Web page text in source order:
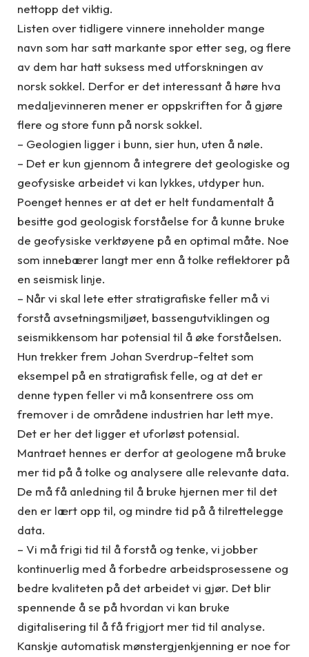
nettopp det viktig.
Listen over tidligere vinnere inneholder mange
navn som har satt markante spor etter seg, og flere
av dem har hatt suksess med utforskningen av
norsk sokkel. Derfor er det interessant å høre hva
medaljevinneren mener er oppskriften for å gjøre
flere og store funn på norsk sokkel.
– Geologien ligger i bunn, sier hun, uten å nøle.
– Det er kun gjennom å integrere det geologiske og
geofysiske arbeidet vi kan lykkes, utdyper hun.
Poenget hennes er at det er helt fundamentalt å
besitte god geologisk forståelse for å kunne bruke
de geofysiske verktøyene på en optimal måte. Noe
som innebærer langt mer enn å tolke reflektorer på
en seismisk linje.
– Når vi skal lete etter stratigrafiske feller må vi
forstå avsetningsmiljøet, bassengutviklingen og
seismikkensom har potensial til å øke forståelsen.
Hun trekker frem Johan Sverdrup-feltet som
eksempel på en stratigrafisk felle, og at det er
denne typen feller vi må konsentrere oss om
fremover i de områdene industrien har lett mye.
Det er her det ligger et uforløst potensial.
Mantraet hennes er derfor at geologene må bruke
mer tid på å tolke og analysere alle relevante data.
De må få anledning til å bruke hjernen mer til det
den er lært opp til, og mindre tid på å tilrettelegge
data.
– Vi må frigi tid til å forstå og tenke, vi jobber
kontinuerlig med å forbedre arbeidsprosessene og
bedre kvaliteten på det arbeidet vi gjør. Det blir
spennende å se på hvordan vi kan bruke
digitalisering til å få frigjort mer tid til analyse.
Kanskje automatisk mønstergjenkjenning er noe for